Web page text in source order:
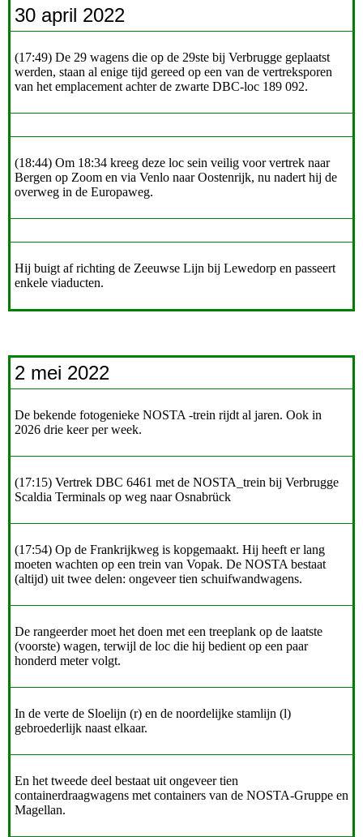
30 april 2022
(17:49) De 29 wagens die op de 29ste bij Verbrugge geplaatst
werden, staan al enige tijd gereed op een van de vertreksporen
van het emplacement achter de zwarte DBC-loc 189 092.
(18:44) Om 18:34 kreeg deze loc sein veilig voor vertrek naar
Bergen op Zoom en via Venlo naar Oostenrijk, nu nadert hij de
overweg in de Europaweg.
Hij buigt af richting de Zeeuwse Lijn bij Lewedorp en passeert
enkele viaducten.
2 mei 2022
De bekende fotogenieke NOSTA -trein rijdt al jaren. Ook in
2026 drie keer per week.
(17:15) Vertrek DBC 6461 met de NOSTA_trein bij Verbrugge
Scaldia Terminals op weg naar Osnabrück
(17:54) Op de Frankrijkweg is kopgemaakt. Hij heeft er lang
moeten wachten op een trein van Vopak. De NOSTA bestaat
(altijd) uit twee delen: ongeveer tien schuifwandwagens.
De rangeerder moet het doen met een treeplank op de laatste
(voorste) wagen, terwijl de loc die hij bedient op een paar
honderd meter volgt.
In de verte de Sloelijn (r) en de noordelijke stamlijn (l)
gebroederlijk naast elkaar.
En het tweede deel bestaat uit ongeveer tien
containerdraagwagens met containers van de NOSTA-Gruppe en
Magellan.